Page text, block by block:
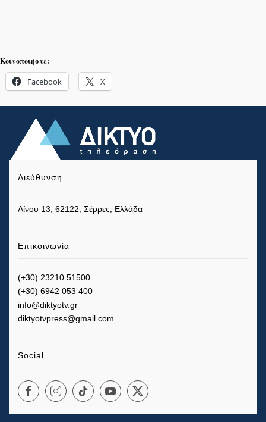
Κοινοποιήστε:
Facebook X
Διεύθυνση
Αίνου 13, 62122, Σέρρες, Ελλάδα
Επικοινωνία
(+30) 23210 51500
(+30) 6942 053 400
info@diktyotv.gr
diktyotvpress@gmail.com
Social